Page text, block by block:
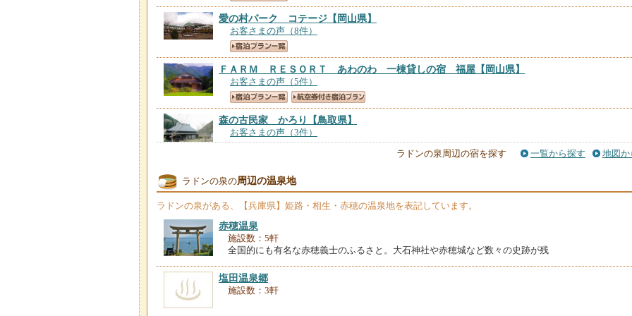
愛の村パーク コテージ 【岡山県】
お客さまの声（8件）
ＦＡＲＭ ＲＥＳＯＲＴ あわのわ 一棟貸しの宿 福屋 【岡山県】
お客さまの声（5件）
森の古民家 かろり 【鳥取県】
お客さまの声（3件）
ラドンの泉周辺の宿を探す
一覧から探す 地図か
ラドンの泉の周辺の温泉地
ラドンの泉がある、【兵庫県】姫路・相生・赤穂の温泉地を表記しています。
赤穂温泉
施設数：5軒
全国的にも有名な赤穂義士のふるさと。大石神社や赤穂城など数々の史跡が残
塩田温泉郷
施設数：3軒